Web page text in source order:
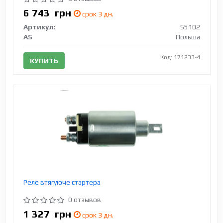
6 743 грн
срок 3 дн.
Артикул:
S5102
AS
Польша
КУПИТЬ Код: 171233-4
Реле втягуюче стартера
0 отзывов
1 327 грн срок 3 дн.